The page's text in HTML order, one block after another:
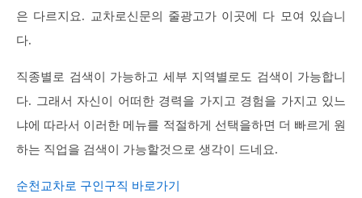
은 다르지요. 교차로신문의 줄광고가 이곳에 다 모여 있습니
다.
직종별로 검색이 가능하고 세부 지역별로도 검색이 가능합니
다. 그래서 자신이 어떠한 경력을 가지고 경험을 가지고 있느
냐에 따라서 이러한 메뉴를 적절하게 선택을하면 더 빠르게 원
하는 직업을 검색이 가능할것으로 생각이 드네요.
순천교차로 구인구직 바로가기